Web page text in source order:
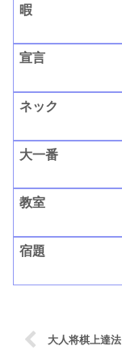
暇
宣言
ネック
大一番
教室
宿題
大人将棋上達法